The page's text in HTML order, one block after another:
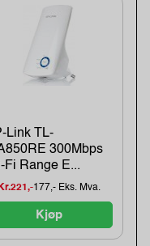
Link TL-
300Mbps
Fi Range E...
177,- Eks. Mva.
Kjøp